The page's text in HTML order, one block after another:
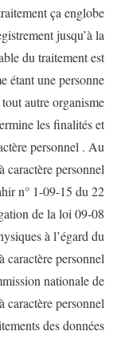
ça englobe
jusqu’à la
du traitement est
étant une personne
autre organisme
les finalités et
personnel . Au
caractère personnel
n° 1-09-15 du 22
de la loi 09-08
à l’égard du
personnel .
nationale de
caractère personnel
des données